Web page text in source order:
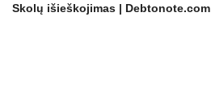
Skolų išieškojimas | Debtonote.com